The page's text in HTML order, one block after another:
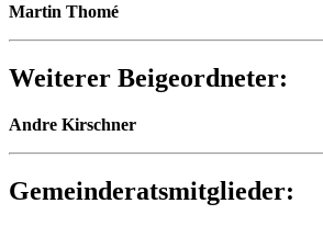
Martin Thomé
Weiterer Beigeordneter:
Andre Kirschner
Gemeinderatsmitglieder: